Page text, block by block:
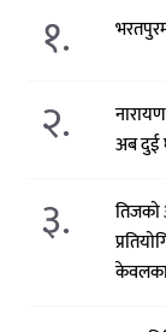
१.
२.
अब दुई
३.
तिजको